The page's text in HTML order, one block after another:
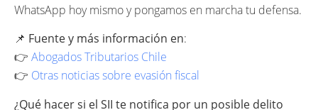
WhatsApp hoy mismo y pongamos en marcha tu defensa.
📌 Fuente y más información en:
👉 Abogados Tributarios Chile
👉 Otras noticias sobre evasión fiscal
¿Qué hacer si el SII te notifica por un posible delito